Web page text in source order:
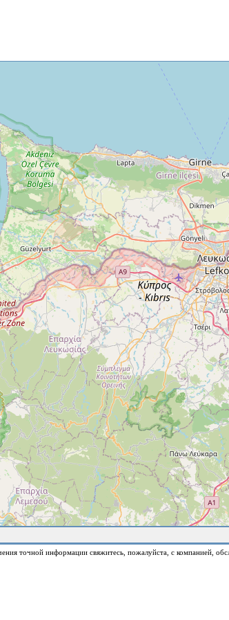
точной информации свяжитесь, пожалуйста, с компанией,